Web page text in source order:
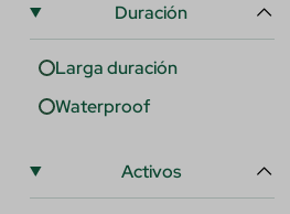
Duración
Larga duración
Waterproof
Activos